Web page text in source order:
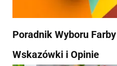
Poradnik Wyboru
Wskazówki i Opinie